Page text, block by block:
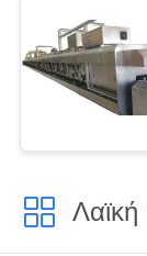
Λαϊκή